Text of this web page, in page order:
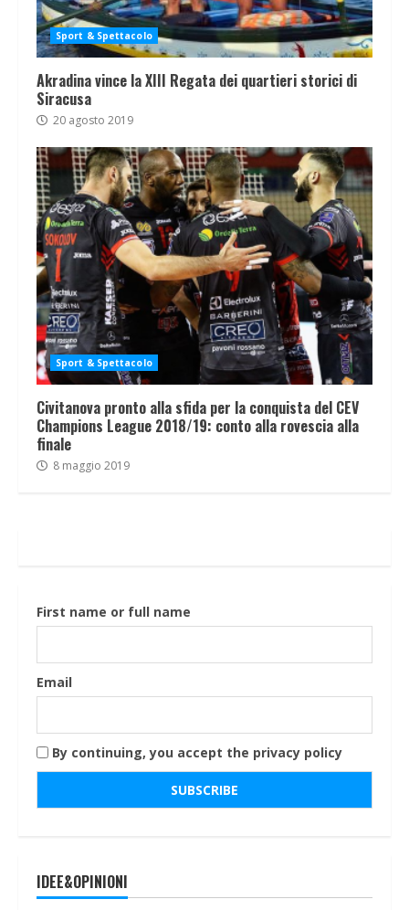
Sport & Spettacolo
Akradina vince la XIII Regata dei quartieri storici di
Siracusa
20 agosto 2019
Sport & Spettacolo
Civitanova pronto alla sfida per la conquista del CEV
Champions League 2018/19: conto alla rovescia alla
finale
8 maggio 2019
First name or full name
Email
By continuing, you accept the privacy policy
IDEE&OPINIONI